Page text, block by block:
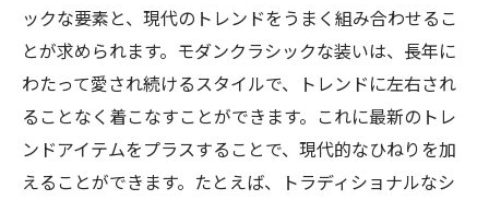
ックな要素と、現代のトレンドをうまく組み合わせるこ
とが求められます。モダンクラシックな装いは、長年に
わたって愛され続けるスタイルで、トレンドに左右され
ることなく着こなすことができます。これに最新のトレ
ンドアイテムをプラスすることで、現代的なひねりを加
えることができます。たとえば、トラディショナルなシ